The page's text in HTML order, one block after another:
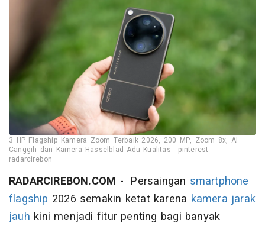
3 HP Flagship Kamera Zoom Terbaik 2026, 200 MP, Zoom 8x, AI
Canggih dan Kamera Hasselblad Adu Kualitas-- pinterest--
radarcirebon
RADARCIREBON.COM - Persaingan smartphone
flagship 2026 semakin ketat karena kamera jarak
jauh kini menjadi fitur penting bagi banyak